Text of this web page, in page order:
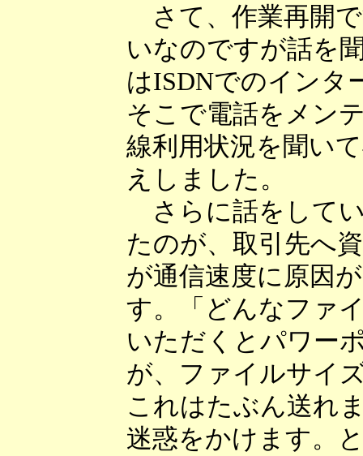
さて、作業再開
いなのですが話を
はISDNでのインタ
そこで電話をメン
線利用状況を聞い
えしました。
さらに話をして
たのが、取引先へ
が通信速度に原因
す。「どんなファ
いただくとパワー
が、ファイルサイ
これはたぶん送れ
迷惑をかけます。